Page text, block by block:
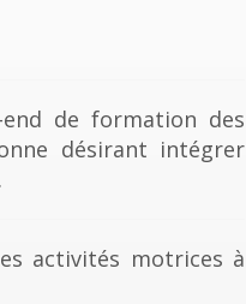
end de formation des
désirant intégrer
activités motrices à